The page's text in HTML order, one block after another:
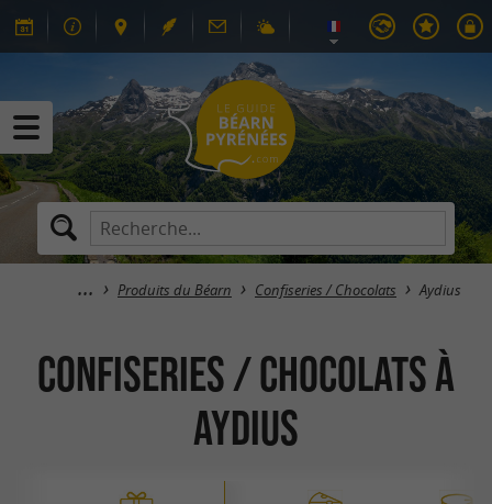
Produits du Béarn Confiseries / Chocolats Aydius
Confiseries / Chocolats à
Aydius